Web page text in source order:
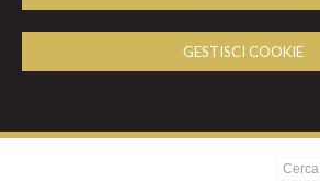
GESTISCI COOKIE